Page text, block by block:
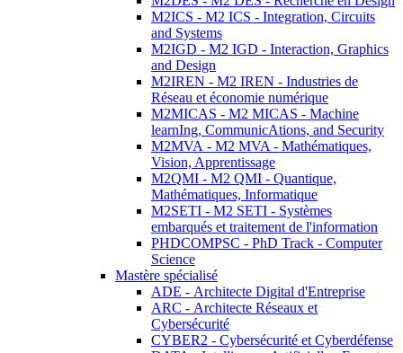
M2ICS - M2 ICS - Integration, Circuits
and Systems
M2IGD - M2 IGD - Interaction, Graphics
and Design
M2IREN - M2 IREN - Industries de
Réseau et économie numérique
M2MICAS - M2 MICAS - Machine
learnIng, CommunicAtions, and Security
M2MVA - M2 MVA - Mathématiques,
Vision, Apprentissage
M2QMI - M2 QMI - Quantique,
Mathématiques, Informatique
M2SETI - M2 SETI - Systèmes
embarqués et traitement de l'information
PHDCOMPSC - PhD Track - Computer
Science
Mastère spécialisé
ADE - Architecte Digital d'Entreprise
ARC - Architecte Réseaux et
Cybersécurité
CYBER2 - Cybersécurité et Cyberdéfense